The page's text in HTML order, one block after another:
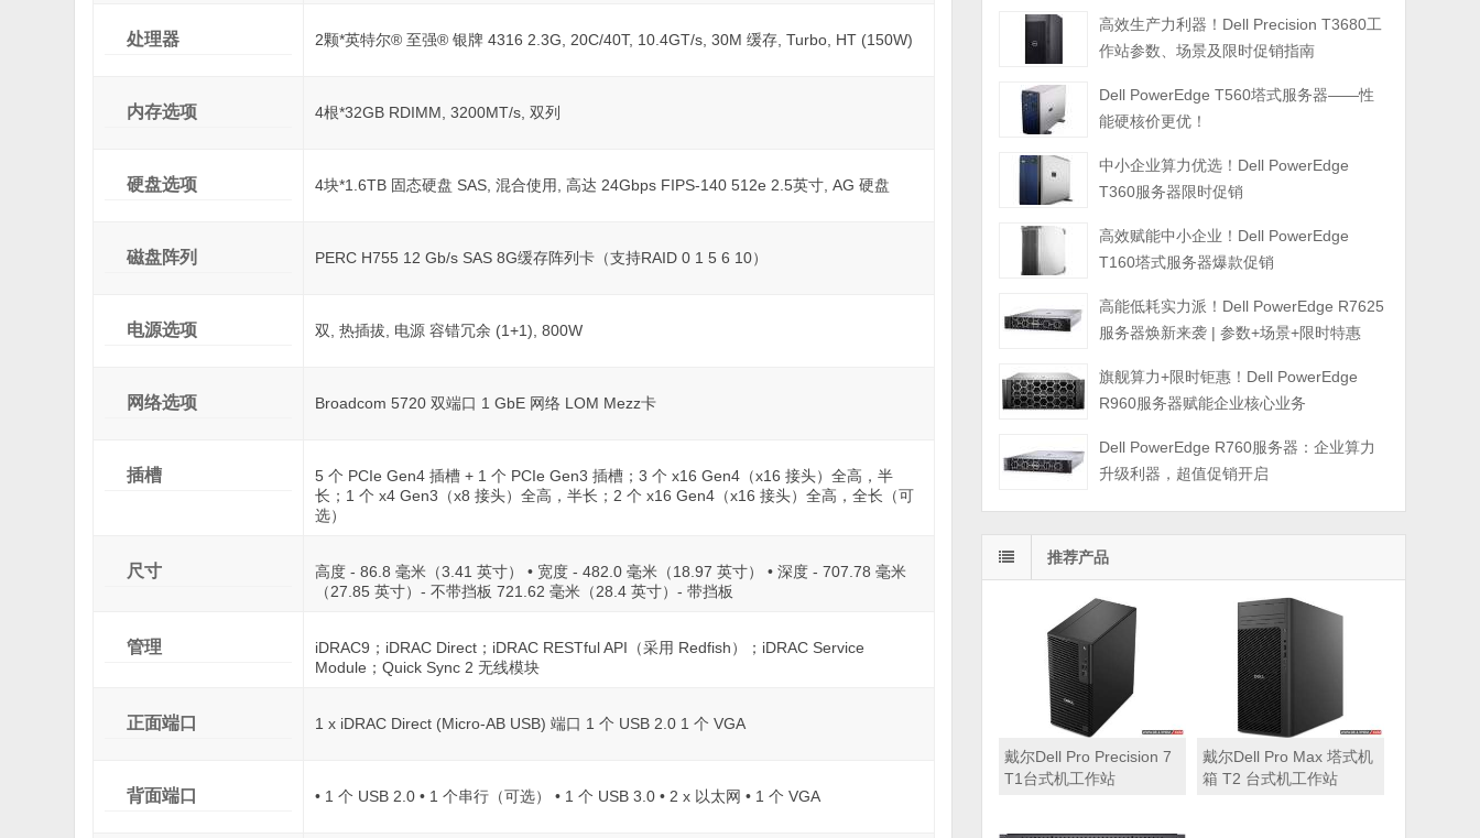
处理器 2颗*英特尔® 至强® 银牌 4316 2.3G, 20C/40T, 10.4GT/s, 30M 缓存, Turbo, HT (150W)
内存选项 4根*32GB RDIMM, 3200MT/s, 双列
硬盘选项 4块*1.6TB 固态硬盘 SAS, 混合使用, 高达 24Gbps FIPS-140 512e 2.5英寸, AG 硬盘
磁盘阵列 PERC H755 12 Gb/s SAS 8G缓存阵列卡（支持RAID 0 1 5 6 10）
电源选项 双, 热插拔, 电源 容错冗余 (1+1), 800W
网络选项 Broadcom 5720 双端口 1 GbE 网络 LOM Mezz卡
插槽
5 个 PCIe Gen4 插槽 + 1 个 PCIe Gen3 插槽；3 个 x16 Gen4（x16 接头）全高，半
长；1 个 x4 Gen3（x8 接头）全高，半长；2 个 x16 Gen4（x16 接头）全高，全长（可
选）
尺寸
高度 - 86.8 毫米（3.41 英寸） • 宽度 - 482.0 毫米（18.97 英寸） • 深度 - 707.78 毫米
（27.85 英寸）- 不带挡板 721.62 毫米（28.4 英寸）- 带挡板
管理
iDRAC9；iDRAC Direct；iDRAC RESTful API（采用 Redfish）；iDRAC Service
Module；Quick Sync 2 无线模块
正面端口 1 x iDRAC Direct (Micro-AB USB) 端口 1 个 USB 2.0 1 个 VGA
背面端口 • 1 个 USB 2.0 • 1 个串行（可选） • 1 个 USB 3.0 • 2 x 以太网 • 1 个 VGA
高效生产力利器！Dell Precision T3680工
作站参数、场景及限时促销指南
Dell PowerEdge T560塔式服务器——性
能硬核价更优！
中小企业算力优选！Dell PowerEdge
T360服务器限时促销
高效赋能中小企业！Dell PowerEdge
T160塔式服务器爆款促销
高能低耗实力派！Dell PowerEdge R7625
服务器焕新来袭 | 参数+场景+限时特惠
旗舰算力+限时钜惠！Dell PowerEdge
R960服务器赋能企业核心业务
Dell PowerEdge R760服务器：企业算力
升级利器，超值促销开启
推荐产品
戴尔Dell Pro Precision 7
T1台式机工作站
戴尔Dell Pro Max 塔式机
箱 T2 台式机工作站